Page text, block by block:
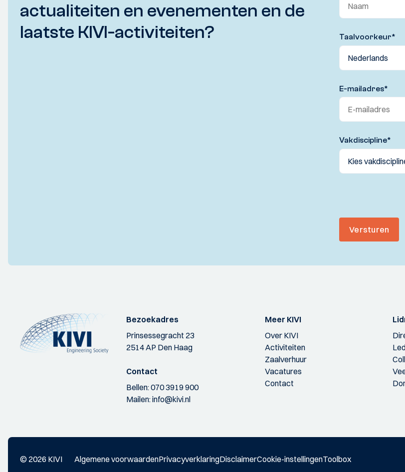
actualiteiten en evenementen en de
laatste KIVI-activiteiten?
Taalvoorkeur*
E-mailadres*
Vakdiscipline*
Versturen
Bezoekadres
Prinsessegracht 23
2514 AP Den Haag
Contact
Bellen:070 3919 900
Mailen:info@kivi.nl
Meer KIVI
Over KIVI
Activiteiten
Zaalverhuur
Vacatures
Contact
© 2026 KIVI Algemene voorwaardenPrivacyverklaringDisclaimerCookie-instellingenToolbox